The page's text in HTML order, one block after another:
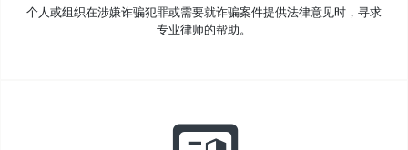
个人或组织在涉嫌诈骗犯罪或需要就诈骗案件提供法律意见时，寻求
专业律师的帮助。